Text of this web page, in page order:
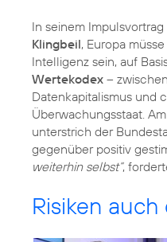
In seinem
Klingbeil, Europa
Intelligenz sein, auf
Wertekodex –
Datenkapitalismus und
Überwachungsstaat.
unterstrich der
gegenüber positiv
weiterhin selbst“,
Risiken auch